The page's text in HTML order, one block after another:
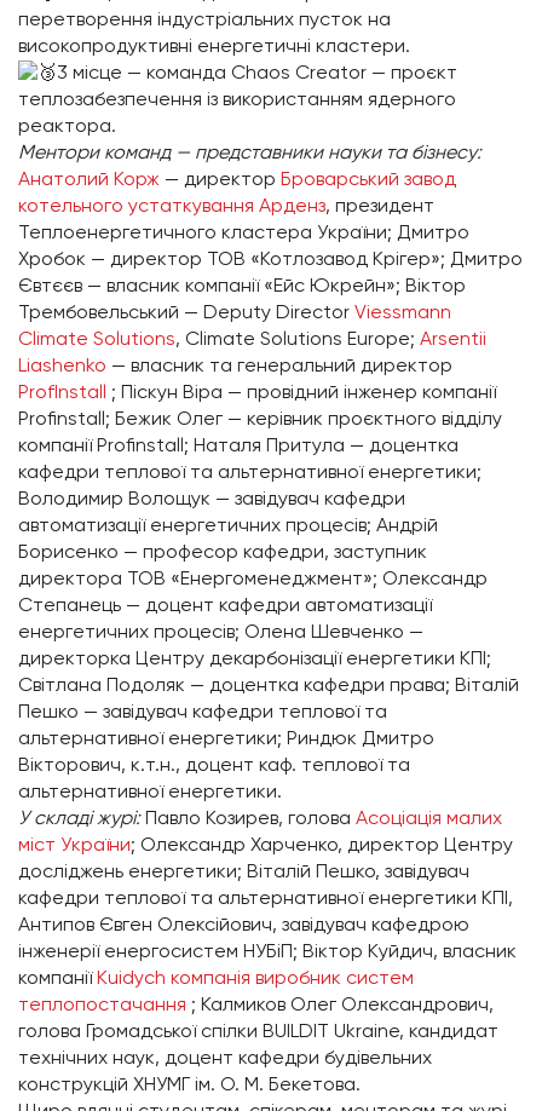
перетворення індустріальних пусток на
високопродуктивні енергетичні кластери.
3 місце — команда Chaos Creator — проєкт
теплозабезпечення із використанням ядерного
реактора.
Ментори команд — представники науки та бізнесу:
Анатолий Корж — директор Броварський завод
котельного устаткування Арденз, президент
Теплоенергетичного кластера України; Дмитро
Хробок — директор ТОВ «Котлозавод Крігер»; Дмитро
Євтєєв — власник компанії «Ейс Юкрейн»; Віктор
Трембовельський — Deputy Director Viessmann
Climate Solutions, Climate Solutions Europe; Arsentii
Liashenko — власник та генеральний директор
ProfInstall
; Піскун Віра — провідний інженер компанії
Profinstall; Бежик Олег — керівник проєктного відділу
компанії Profinstall; Наталя Притула — доцентка
кафедри теплової та альтернативної енергетики;
Володимир Волощук — завідувач кафедри
автоматизації енергетичних процесів; Андрій
Борисенко — професор кафедри, заступник
директора ТОВ «Енергоменеджмент»; Олександр
Степанець — доцент кафедри автоматизації
енергетичних процесів; Олена Шевченко —
директорка Центру декарбонізації енергетики КПІ;
Світлана Подоляк — доцентка кафедри права; Віталій
Пешко — завідувач кафедри теплової та
альтернативної енергетики; Риндюк Дмитро
Вікторович, к.т.н., доцент каф. теплової та
альтернативної енергетики.
У складі журі:Павло Козирев, голова Асоціація малих
міст України; Олександр Харченко, директор Центру
досліджень енергетики; Віталій Пешко, завідувач
кафедри теплової та альтернативної енергетики КПІ,
Антипов Євген Олексійович, завідувач кафедрою
інженерії енергосистем НУБіП; Віктор Куйдич, власник
компанії Kuidych компанія виробник систем
теплопостачання ; Калмиков Олег Олександрович,
голова Громадської спілки BUILDIT Ukraine, кандидат
технічних наук, доцент кафедри будівельних
конструкцій ХНУМГ ім. О. М. Бекетова.